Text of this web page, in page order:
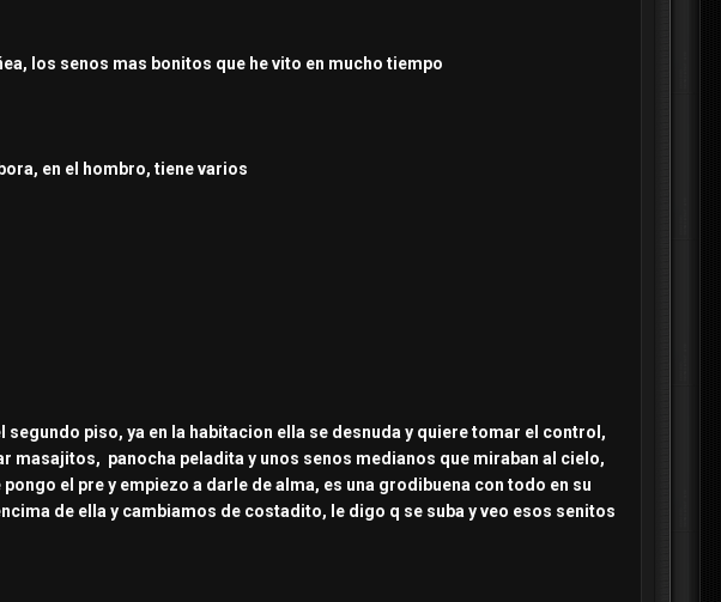
los senos mas bonitos que he vito en mucho tiempo
en el hombro, tiene varios
segundo piso, ya en la habitacion ella se desnuda y quiere tomar el control,
masajitos, panocha peladita y unos senos medianos que miraban al cielo,
el pre y empiezo a darle de alma, es una grodibuena con todo en su
de ella y cambiamos de costadito, le digo q se suba y veo esos senitos